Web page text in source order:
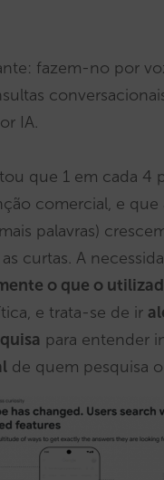
fazem-no por
IA.
que 1 em cada 4
comercial, e que
palavras)
curtas. A
o que o
e trata-se de ir
para entender
de quem pesquisa